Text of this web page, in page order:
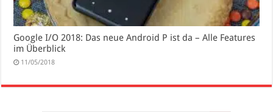
Google I/O 2018: Das neue Android P ist da – Alle Features
im Überblick
11/05/2018